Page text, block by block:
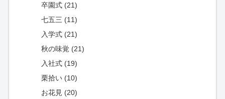
卒園式 (21)
七五三 (11)
入学式 (21)
秋の味覚 (21)
入社式 (19)
栗拾い (10)
お花見 (20)